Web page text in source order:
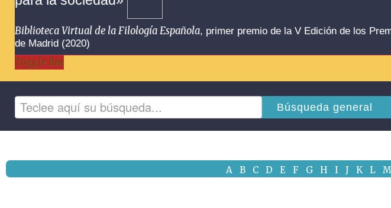
Biblioteca Virtual de la Filología Española, primer premio de la V Edición de los
de Madrid (2020)
Toggle Bar
Búsqueda general
A B C D E F G H I J K L M